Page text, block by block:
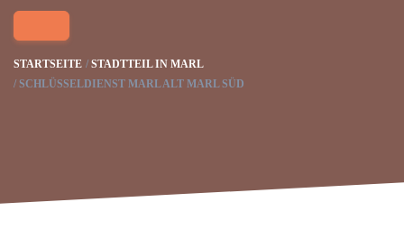
STARTSEITE
STADTTEIL IN MARL
SCHLÜSSELDIENST MARL ALT MARL SÜD